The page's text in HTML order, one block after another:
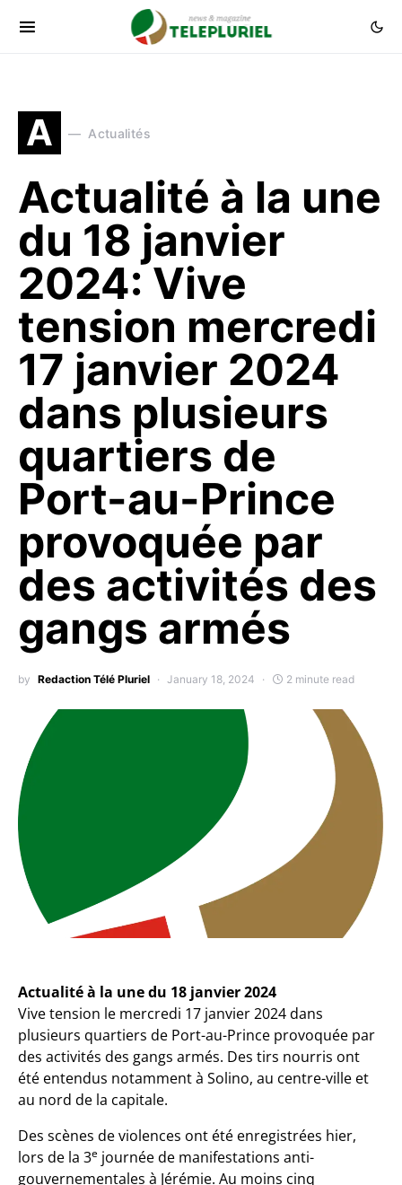
A Actualités
Actualité à la une
du 18 janvier
2024: Vive
tension mercredi
17 janvier 2024
dans plusieurs
quartiers de
Port-au-Prince
provoquée par
des activités des
gangs armés
by Redaction Télé Pluriel January 18, 2024 2 minute read
Actualité à la une du 18 janvier 2024
Vive tension le mercredi 17 janvier 2024 dans
plusieurs quartiers de Port-au-Prince provoquée par
des activités des gangs armés. Des tirs nourris ont
été entendus notamment à Solino, au centre-ville et
au nord de la capitale.
Des scènes de violences ont été enregistrées hier,
lors de la 3e journée de manifestations anti-
gouvernementales à Jérémie. Au moins cinq